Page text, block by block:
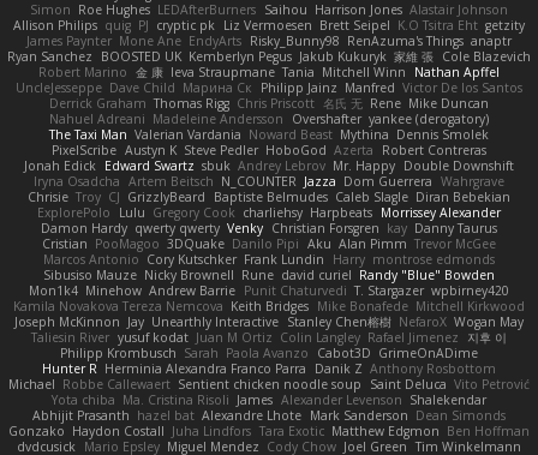
Alastair Johnson
Harrison Jones
Saihou
LEDAfterBurners
Roe Hughes
Simon
getzity
K.O Tsitra Eht
Brett Seipel
Liz Vermoesen
cryptic pk
PJ
quig
Allison Philips
anaptr
RenAzuma's Things
Risky_Bunny98
EndyArts
Mone Ane
James Paynter
Cole Blazevich
家維 張
Jakub Kukuryk
Kemberlyn Pegus
BOOSTED UK
Ryan Sanchez
Nathan Apffel
Mitchell Winn
Tania
Ieva Straupmane
金 康
Robert Marino
Victor De los Santos
Manfred
Philipp Jainz
Марина Ск
Dave Child
UncleJesseppe
Mike Duncan
Rene
名氏 无
Chris Priscott
Thomas Rigg
Derrick Graham
yankee (derogatory)
Overshafter
Madeleine Andersson
Nahuel Adreani
Dennis Smolek
Mythina
Noward Beast
Valerian Vardania
The Taxi Man
Robert Contreras
Azerta
HoboGod
Steve Pedler
Austyn K
PixelScribe
Double Downshift
Mr. Happy
Andrey Lebrov
sbuk
Edward Swartz
Jonah Edick
Wahrgrave
Dom Guerrera
Jazza
N_COUNTER
Artem Beitsch
Iryna Osadcha
Diran Bebekian
Caleb Slagle
Baptiste Belmudes
GrizzlyBeard
CJ
Troy
Chrisie
Morrissey Alexander
Harpbeats
charliehsy
Gregory Cook
Lulu
ExplorePolo
Danny Taurus
kay
Christian Forsgren
Venky
qwerty qwerty
Damon Hardy
Trevor McGee
Alan Pimm
Aku
Danilo Pipi
3DQuake
PooMagoo
Cristian
montrose edmonds
Harry
Frank Lundin
Cory Kutschker
Marcos Antonio
Randy "Blue" Bowden
david curiel
Rune
Nicky Brownell
Sibusiso Mauze
wpbirney420
T. Stargazer
Punit Chaturvedi
Andrew Barrie
Minehow
Mon1k4
Mitchell Kirkwood
Mike Bonafede
Keith Bridges
Kamila Novakova Tereza Nemcova
Wogan May
NefaroX
Stanley Chen榕樹
Unearthly Interactive
Jay
Joseph McKinnon
지후 이
Rafael Jimenez
Colin Langley
Juan M Ortiz
yusuf kodat
Taliesin River
GrimeOnADime
Cabot3D
Paola Avanzo
Sarah
Philipp Krombusch
Anthony Rosbottom
Danik Z
Herminia Alexandra Franco Parra
Hunter R
Vito Petrović
Saint Deluca
Sentient chicken noodle soup
Robbe Callewaert
Michael
Shalekendar
Alexander Levenson
James
Ma. Cristina Risoli
Yota chiba
Dean Simonds
Mark Sanderson
Alexandre Lhote
hazel bat
Abhijit Prasanth
Ben Hoffman
Matthew Edgmon
Tara Exotic
Juha Lindfors
Haydon Costall
Gonzako
Tim Winkelmann
Joel Green
Cody Chow
Miguel Mendez
Mario Epsley
dvdcusick